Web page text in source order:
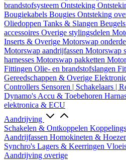
brandstofsysteem Ontsteking
Bougiekabels Bougies Ontsteking
Oliedoppen Tanks & Slangen
accessoires Overige stylingsdelen
Inserts & Overige Motorswap
Motorswap aandrijfassen Motorswap
harnesses Motorswap pakketten
Fittingen Olie- en brandstofslangen
Gereedschappen & Overige
Controllers Sensoren | Schakelaars |
Dynamo's Accu & Toebehoren
elektronica & ECU
Aandrijving
Schakelen & Ontkoppelen
Aandrijfassen Homokineten &
Synchro's Lagers & Keerringen
Aandrijving overige